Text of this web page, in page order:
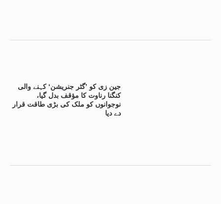
جین زی کو ’گٹر جنریشن‘ کہنے والی
کنگنا رناوت کا مؤقف بدل گیا،
نوجوانوں کو ملک کی بڑی طاقت قرار
دے دیا